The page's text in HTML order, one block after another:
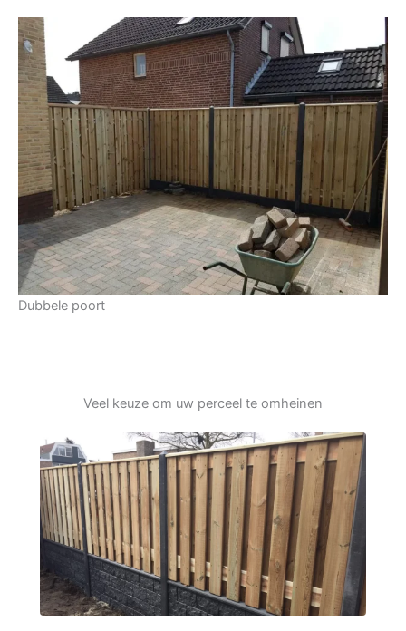
Dubbele poort
Veel keuze om uw perceel te omheinen